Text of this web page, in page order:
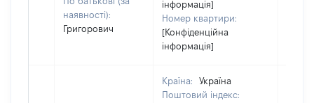
наявності):
Григорович
інформація]
Номер квартири:
[Конфіденційна
інформація]
Країна:
Україна
Поштовий індекс: